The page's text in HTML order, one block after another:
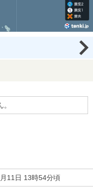
11日 13時54分頃